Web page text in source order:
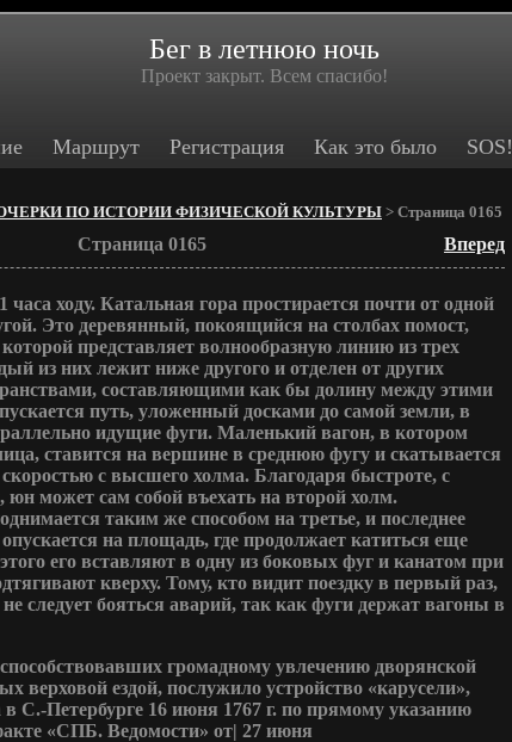
Бег в летнюю ночь
Проект закрыт. Всем спасибо!
Маршрут Регистрация Как это было SOS!
ПО ИСТОРИИ ФИЗИЧЕСКОЙ КУЛЬТУРЫ > Страница 0165
Страница 0165 Вперед
ходу. Катальная гора простирается почти от одной
Это деревянный, покоящийся на столбах помост,
представляет волнообразную линию из трех
из них лежит ниже другого и отделен от других
составляющими как бы долину между этими
путь, уложенный досками до самой земли, в
идущие фуги. Маленький вагон, в котором
ставится на вершине в среднюю фугу и скатывается
с высшего холма. Благодаря быстроте, с
юн может сам собой въехать на второй холм.
таким же способом на третье, и последнее
на площадь, где продолжает катиться еще
его вставляют в одну из боковых фуг и канатом при
кверху. Тому, кто видит поездку в первый раз,
следует бояться аварий, так как фуги держат вагоны в
громадному увлечению дворянской
верховой ездой, послужило устройство «карусели»,
С.-Петербурге 16 июня 1767 г. по прямому указанию
«СПБ. Ведомости» от| 27 июня